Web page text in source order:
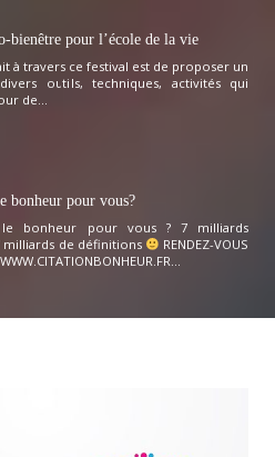
bienêtre pour l’école de la vie
à travers ce festival est de proposer un
outils, techniques, activités qui
de...
bonheur pour vous?
le bonheur pour vous ? 7 milliards
milliards de définitions
RENDEZ-VOUS